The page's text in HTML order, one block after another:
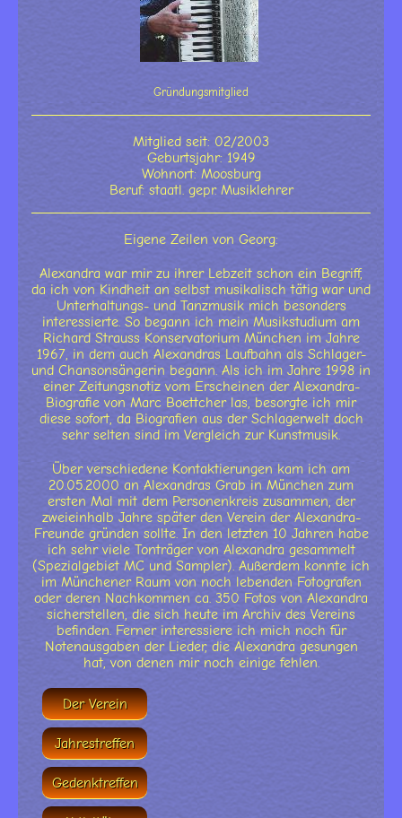
Der Verein
Jahrestreffen
Gedenktreffen
Gründungsmitglied
Mitglied seit: 02/2003
Geburtsjahr: 1949
Wohnort: Moosburg
Beruf: staatl. gepr. Musiklehrer
Eigene Zeilen von Georg:
Alexandra war mir zu ihrer Lebzeit schon ein Begriff,
da ich von Kindheit an selbst musikalisch tätig war und
Unterhaltungs- und Tanzmusik mich besonders
interessierte. So begann ich mein Musikstudium am
Richard Strauss Konservatorium München im Jahre
1967, in dem auch Alexandras Laufbahn als Schlager-
und Chansonsängerin begann. Als ich im Jahre 1998 in
einer Zeitungsnotiz vom Erscheinen der Alexandra-
Biografie von Marc Boettcher las, besorgte ich mir
diese sofort, da Biografien aus der Schlagerwelt doch
sehr selten sind im Vergleich zur Kunstmusik.
Über verschiedene Kontaktierungen kam ich am
20.05.2000 an Alexandras Grab in München zum
ersten Mal mit dem Personenkreis zusammen, der
zweieinhalb Jahre später den Verein der Alexandra-
Freunde gründen sollte. In den letzten 10 Jahren habe
ich sehr viele Tonträger von Alexandra gesammelt
(Spezialgebiet MC und Sampler). Außerdem konnte ich
im Münchener Raum von noch lebenden Fotografen
oder deren Nachkommen ca. 350 Fotos von Alexandra
sicherstellen, die sich heute im Archiv des Vereins
befinden. Ferner interessiere ich mich noch für
Notenausgaben der Lieder, die Alexandra gesungen
hat, von denen mir noch einige fehlen.